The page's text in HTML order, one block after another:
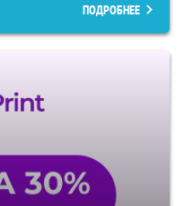
ПОДРОБНЕЕ